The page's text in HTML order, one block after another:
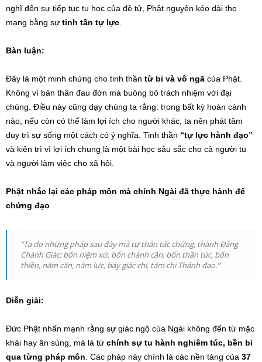
nghĩ đến sự tiếp tục tu học của đệ tử, Phật nguyện kéo dài thọ
mạng bằng sự tinh tấn tự lực
Bàn luận:
Đây là một minh chứng cho tinh thần từ bi và vô ngã của Phật.
Không vì bản thân đau đớn mà buông bỏ trách nhiệm với đại
chúng. Điều này cũng dạy chúng ta rằng: trong bất kỳ hoàn cảnh
nào, nếu còn có thể làm lợi ích cho người khác, ta nên phát tâm
duy trì sự sống một cách có ý nghĩa. Tinh thần “tự lực hành đạo”
và kiên trì vì lợi ích chung là một bài học sâu sắc cho cả người tu
và người làm việc cho xã hội.
Phật nhắc lại các pháp môn mà chính Ngài đã thực hành để
chứng đạo
“Ta do những pháp sau đây mà tự thân tác chứng, thành Đẳng
Chánh Giác: bốn niệm xứ, bốn chánh cần, bốn thần túc, bốn
thiền, năm căn, năm lực, bảy giác chi, tám chi Thánh đạo.”
Diễn giải:
Đức Phật nhấn mạnh rằng sự giác ngộ của Ngài không đến từ mặc
khải hay ân sủng, mà là từ chính sự tu hành nghiêm túc, bền bỉ
qua từng pháp môn . Các pháp này chính là các nền tảng của 37